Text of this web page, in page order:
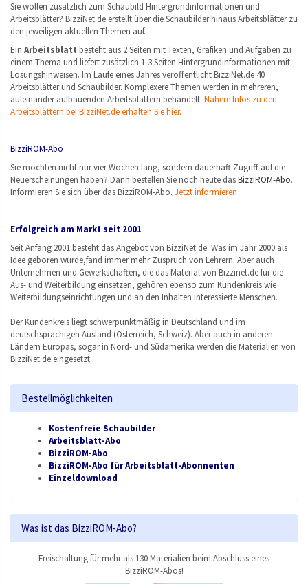
Sie wollen zusätzlich zum Schaubild Hintergrundinformationen und
Arbeitsblätter? BizziNet.de erstellt über die Schaubilder hinaus Arbeitsblätter zu
den jeweiligen aktuellen Themen auf.
Ein Arbeitsblatt besteht aus 2 Seiten mit Texten, Grafiken und Aufgaben zu
einem Thema und liefert zusätzlich 1-3 Seiten Hintergrundinformationen mit
Lösungshinweisen. Im Laufe eines Jahres veröffentlicht BizziNet.de 40
Arbeitsblätter und Schaubilder. Komplexere Themen werden in mehreren,
aufeinander aufbauenden Arbeitsblättern behandelt. Nähere Infos zu den
Arbeitsblättern bei BizziNet.de erhalten Sie hier.
BizziROM-Abo
Sie möchten nicht nur vier Wochen lang, sondern dauerhaft Zugriff auf die
Neuerscheinungen haben? Dann bestellen Sie noch heute dasBizziROM-Abo.
Informieren Sie sich über das BizziROM-Abo. Jetzt informieren
Erfolgreich am Markt seit 2001
Seit Anfang 2001 besteht das Angebot von BizziNet.de. Was im Jahr 2000 als
Idee geboren wurde,fand immer mehr Zuspruch von Lehrern. Aber auch
Unternehmen und Gewerkschaften, die das Material von Bizzinet.de für die
Aus- und Weiterbildung einsetzen, gehören ebenso zum Kundenkreis wie
Weiterbildungseinrichtungen und an den Inhalten interessierte Menschen.
Der Kundenkreis liegt schwerpunktmäßig in Deutschland und im
deutschsprachigen Ausland (Österreich, Schweiz). Aber auch in anderen
Ländern Europas, sogar in Nord- und Südamerika werden die Materialien von
BizziNet.de eingesetzt.
Bestellmöglichkeiten
Kostenfreie Schaubilder
Arbeitsblatt-Abo
BizziROM-Abo
BizziROM-Abo für Arbeitsblatt-Abonnenten
Einzeldownload
Was ist das BizziROM-Abo?
Freischaltung für mehr als 130 Materialien beim Abschluss eines
BizziROM-Abos!